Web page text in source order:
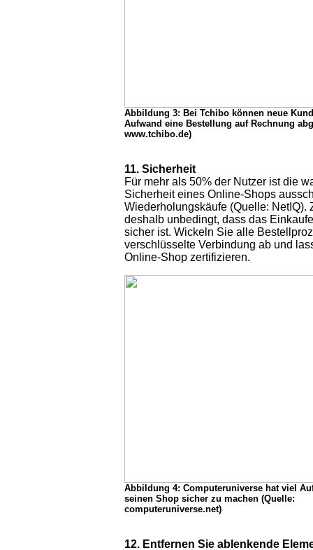
Abbildung 3: Bei Tchibo können neue
Aufwand eine Bestellung auf Rechnung
www.tchibo.de)
11. Sicherheit
Für mehr als 50% der Nutzer ist die
Sicherheit eines Online-Shops
Wiederholungskäufe (Quelle: NetIQ).
deshalb unbedingt, dass das
sicher ist. Wickeln Sie alle
verschlüsselte Verbindung ab und
Online-Shop zertifizieren.
Abbildung 4: Computeruniverse hat viel
seinen Shop sicher zu machen (Quelle:
computeruniverse.net)
12. Entfernen Sie ablenkende